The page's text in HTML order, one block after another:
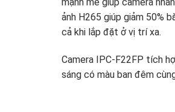
ảnh H265 giúp giảm 50%
cả khi lắp đặt ở vị trí xa.
Camera IPC-F22FP tích
sáng có màu ban đêm